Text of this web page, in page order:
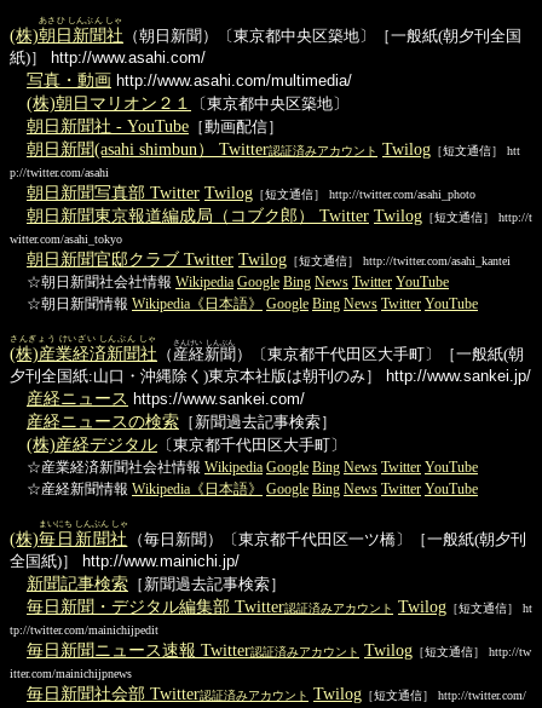
(株)朝日新聞社
あさひ しんぶん しゃ
（朝日新聞）〔東京都中央区築地〕［一般紙(朝夕刊全国
紙)］
http://www.asahi.com/
写真・動画 http://www.asahi.com/multimedia/
(株)朝日マリオン２１ 〔東京都中央区築地〕
朝日新聞社 - YouTube ［動画配信］
朝日新聞(asahi shimbun） Twitter認証済みアカウント Twilog ［短文通信］ htt
p://twitter.com/asahi
朝日新聞写真部 Twitter Twilog ［短文通信］ http://twitter.com/asahi_photo
朝日新聞東京報道編成局（コブク郎） Twitter Twilog ［短文通信］ http://t
witter.com/asahi_tokyo
朝日新聞官邸クラブ Twitter Twilog ［短文通信］ http://twitter.com/asahi_kantei
☆朝日新聞社会社情報 Wikipedia Google Bing News Twitter YouTube
☆朝日新聞情報 Wikipedia《日本語》 Google Bing News Twitter YouTube
(株)産業経済新聞社
さんぎょう けいざい しんぶん しゃ
（ 産経新聞
さんけい しんぶん
）〔東京都千代田区大手町〕［一般紙(朝
夕刊全国紙:山口・沖縄除く)東京本社版は朝刊のみ］
http://www.sankei.jp/
産経ニュース https://www.sankei.com/
産経ニュースの検索 ［新聞過去記事検索］
(株)産経デジタル 〔東京都千代田区大手町〕
☆産業経済新聞社会社情報 Wikipedia Google Bing News Twitter YouTube
☆産経新聞情報 Wikipedia《日本語》 Google Bing News Twitter YouTube
(株)毎日新聞社
まいにち しんぶん しゃ
（毎日新聞）〔東京都千代田区一ツ橋〕［一般紙(朝夕刊
全国紙)］
http://www.mainichi.jp/
新聞記事検索 ［新聞過去記事検索］
毎日新聞・デジタル編集部 Twitter認証済みアカウント Twilog ［短文通信］ ht
tp://twitter.com/mainichijpedit
毎日新聞ニュース速報 Twitter認証済みアカウント Twilog ［短文通信］ http://tw
itter.com/mainichijpnews
毎日新聞社会部 Twitter認証済みアカウント Twilog ［短文通信］ http://twitter.com/